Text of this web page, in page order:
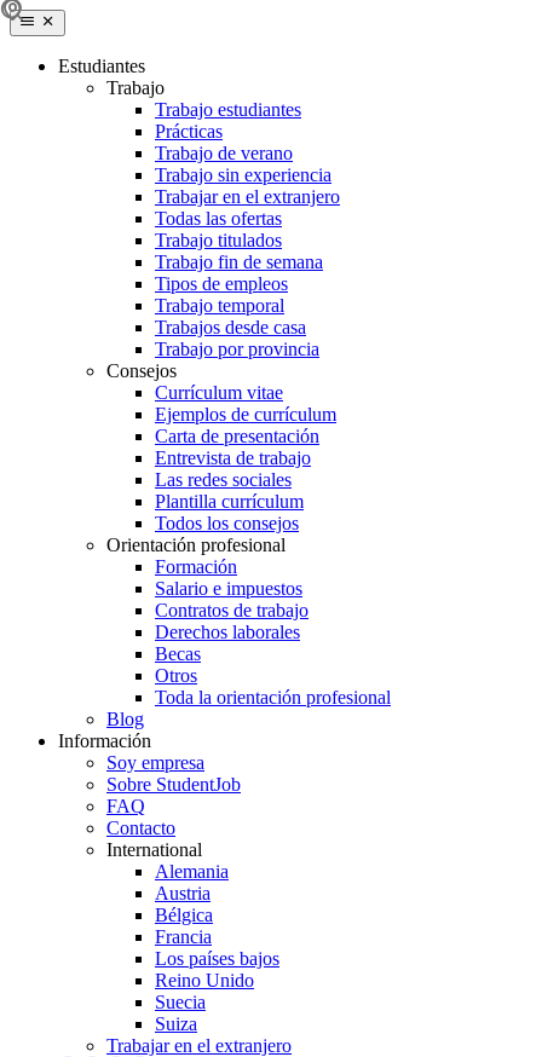
Estudiantes
Trabajo
Trabajo estudiantes
Prácticas
Trabajo de verano
Trabajo sin experiencia
Trabajar en el extranjero
Todas las ofertas
Trabajo titulados
Trabajo fin de semana
Tipos de empleos
Trabajo temporal
Trabajos desde casa
Trabajo por provincia
Consejos
Currículum vitae
Ejemplos de currículum
Carta de presentación
Entrevista de trabajo
Las redes sociales
Plantilla currículum
Todos los consejos
Orientación profesional
Formación
Salario e impuestos
Contratos de trabajo
Derechos laborales
Becas
Otros
Toda la orientación profesional
Blog
Información
Soy empresa
Sobre StudentJob
FAQ
Contacto
International
Alemania
Austria
Bélgica
Francia
Los países bajos
Reino Unido
Suecia
Suiza
Trabajar en el extranjero